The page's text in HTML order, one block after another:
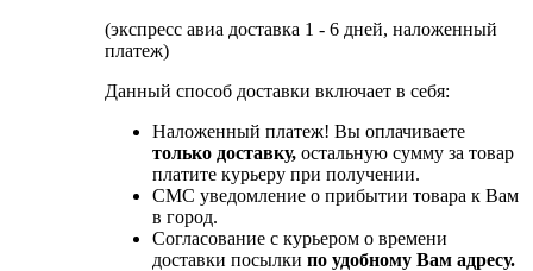
(экспресс авиа доставка 1 - 6 дней, наложенный
платеж)
Данный способ доставки включает в себя:
Наложенный платеж! Вы оплачиваете
только доставку, остальную сумму за товар
платите курьеру при получении.
СМС уведомление о прибытии товара к Вам
в город.
Согласование с курьером о времени
доставки посылки по удобному Вам адресу.